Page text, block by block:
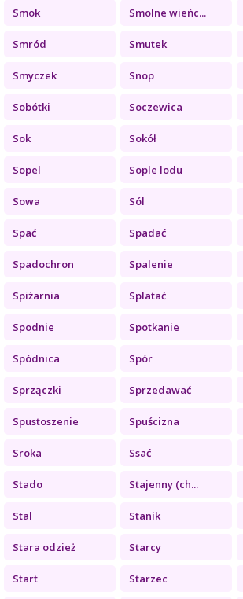
Smok Smolne wieńc...
Smród Smutek
Smyczek Snop
Sobótki Soczewica
Sok Sokół
Sopel Sople lodu
Sowa Sól
Spać Spadać
Spadochron Spalenie
Spiżarnia Splatać
Spodnie Spotkanie
Spódnica Spór
Sprzączki Sprzedawać
Spustoszenie Spuścizna
Sroka Ssać
Stado Stajenny (ch...
Stal Stanik
Stara odzież Starcy
Start Starzec